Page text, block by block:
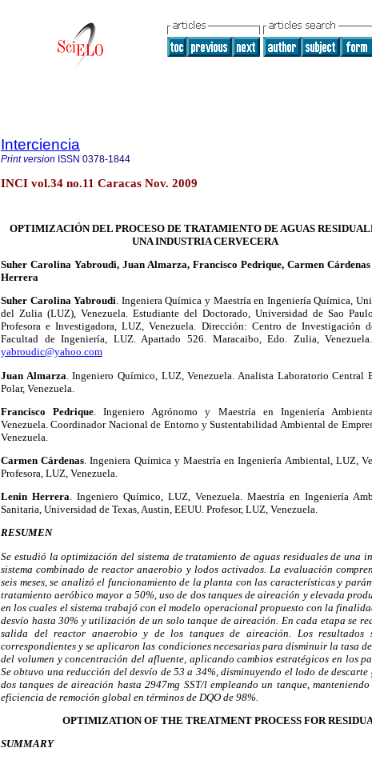
Interciencia
Print version ISSN 0378-1844
INCI vol.34 no.11 Caracas Nov. 2009
OPTIMIZACIÓN DEL PROCESO DE TRATAMIENTO DE AGUAS
UNA INDUSTRIA CERVECERA
Suher Carolina Yabroudi, Juan Almarza, Francisco Pedrique, Carmen
Herrera
Suher Carolina Yabroudi. Ingeniera Química y Maestría en Ingeniería Química,
del Zulia (LUZ), Venezuela. Estudiante del Doctorado, Universidad de Sao
Profesora e Investigadora, LUZ, Venezuela. Dirección: Centro de Investigación
Facultad de Ingeniería, LUZ. Apartado 526. Maracaibo, Edo. Zulia,
yabroudic@yahoo.com
Juan Almarza . Ingeniero Químico, LUZ, Venezuela. Analista Laboratorio Central
Polar, Venezuela.
Francisco Pedrique . Ingeniero Agrónomo y Maestría en Ingeniería
Venezuela. Coordinador Nacional de Entorno y Sustentabilidad Ambiental de
Venezuela.
Carmen Cárdenas. Ingeniera Química y Maestría en Ingeniería Ambiental, LUZ,
Profesora, LUZ, Venezuela.
Lenin Herrera. Ingeniero Químico, LUZ, Venezuela. Maestría en Ingeniería
Sanitaria, Universidad de Texas, Austin, EEUU. Profesor, LUZ, Venezuela.
RESUMEN
Se estudió la optimización del sistema de tratamiento de aguas residuales de
sistema combinado de reactor anaerobio y lodos activados. La evaluación
seis meses, se analizó el funcionamiento de la planta con las características y
tratamiento aeróbico mayor a 50%, uso de dos tanques de aireación y elevada
en los cuales el sistema trabajó con el modelo operacional propuesto con la
desvío hasta 30% y utilización de un solo tanque de aireación. En cada etapa se
salida del reactor anaerobio y de los tanques de aireación. Los resultados
correspondientes y se aplicaron las condiciones necesarias para disminuir la tasa
del volumen y concentración del afluente, aplicando cambios estratégicos en los
Se obtuvo una reducción del desvío de 53 a 34%, disminuyendo el lodo de
dos tanques de aireación hasta 2947mg SST/l empleando un tanque,
eficiencia de remoción global en términos de DQO de 98%.
OPTIMIZATION OF THE TREATMENT PROCESS FOR
SUMMARY